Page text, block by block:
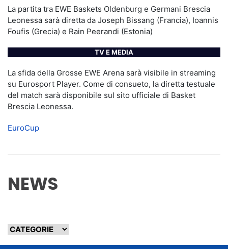
La partita tra EWE Baskets Oldenburg e Germani Brescia
Leonessa sarà diretta da Joseph Bissang (Francia), Ioannis
Foufis (Grecia) e Rain Peerandi (Estonia)
TV E MEDIA
La sfida della Grosse EWE Arena sarà visibile in streaming
su Eurosport Player. Come di consueto, la diretta testuale
del match sarà disponibile sul sito ufficiale di Basket
Brescia Leonessa.
EuroCup
NEWS